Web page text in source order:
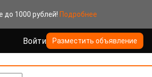
до 1000 рублей! Подробнее
Войти Разместить объявление